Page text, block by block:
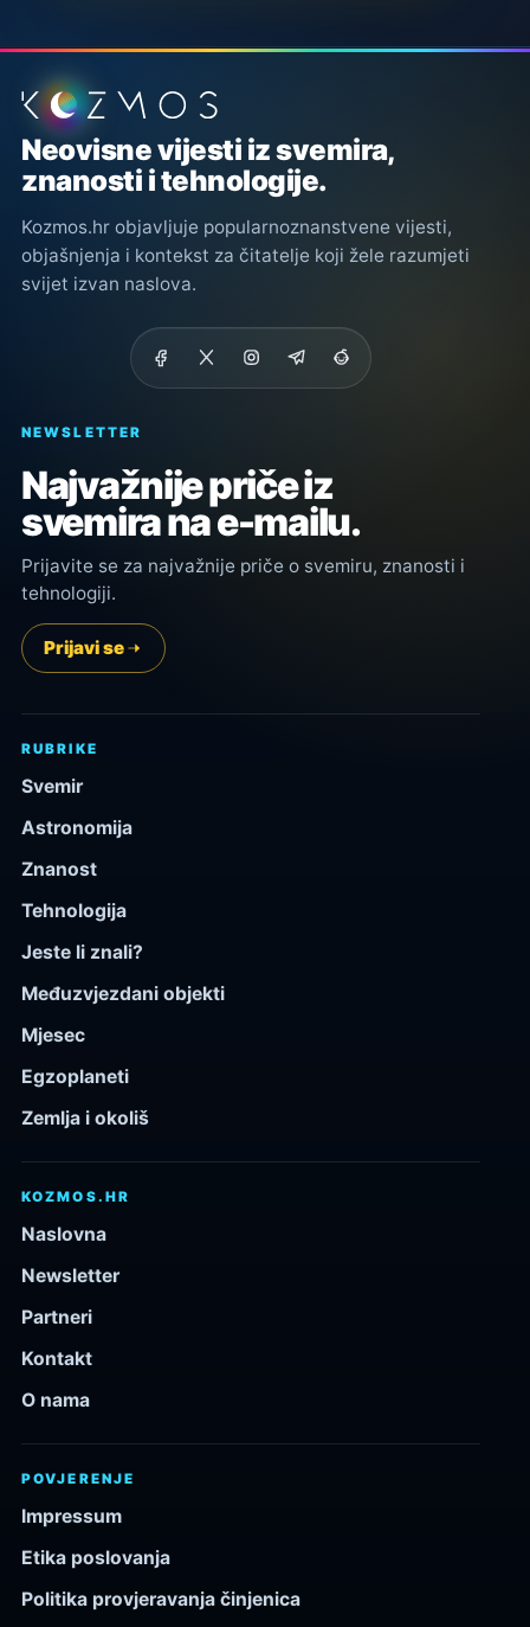
Podnožje stranice
Neovisne vijesti iz svemira,
znanosti i tehnologije.
Kozmos.hr objavljuje popularnoznanstvene vijesti,
objašnjenja i kontekst za čitatelje koji žele razumjeti
svijet izvan naslova.
NEWSLETTER
Najvažnije priče iz
svemira na e-mailu.
Prijavite se za najvažnije priče o svemiru, znanosti i
tehnologiji.
Prijavi se
RUBRIKE
Svemir
Astronomija
Znanost
Tehnologija
Jeste li znali?
Međuzvjezdani objekti
Mjesec
Egzoplaneti
Zemlja i okoliš
KOZMOS.HR
Naslovna
Newsletter
Partneri
Kontakt
O nama
POVJERENJE
Impressum
Etika poslovanja
Politika provjeravanja činjenica